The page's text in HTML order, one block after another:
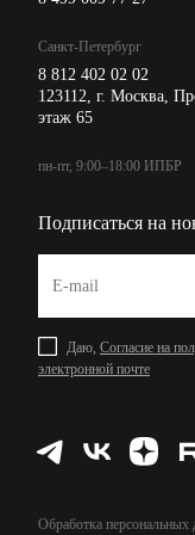
Санкт-Петербург
8 812 402 02 02
123112, г. Москва,
этаж 65
пн-пт, 9:00–18:00 ИПБР
Подписаться на
Даю, Согласие на
электронной почте
Обработка персональных